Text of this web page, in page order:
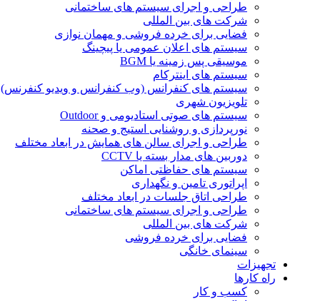
طراحی و اجرای سیستم های ساختمانی
شرکت های بین المللی
فضایی برای خرده فروشی و مهمان نوازی
سیستم های اعلان عمومی یا پیچینگ
موسیقی پس زمینه یا BGM
سیستم های اینترکام
سیستم های کنفرانس (وب کنفرانس و ویدیو کنفرنس)
تلویزیون شهری
سیستم های صوتی استادیومی و Outdoor
نورپردازی و روشنایی استیج و صحنه
طراحی و اجرای سالن های همایش در ابعاد مختلف
دوربین های مدار بسته یا CCTV
سیستم های حفاظتی اماکن
اپراتوری تامین و نگهداری
طراحی اتاق جلسات در ابعاد مختلف
طراحی و اجرای سیستم های ساختمانی
شرکت های بین المللی
فضایی برای خرده فروشی
سینمای خانگی
تجهیزات
راه کارها
کسب و کار